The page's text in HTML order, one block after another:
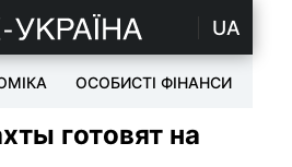
UA
ОСОБИСТІ ФІНАНСИ
готовят на